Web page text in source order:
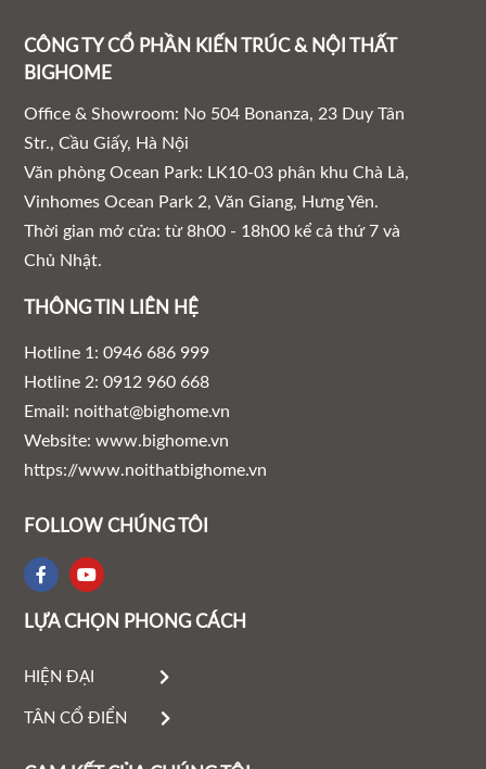
CÔNG TY CỔ PHẦN KIẾN TRÚC & NỘI THẤT
BIGHOME
Office & Showroom: No 504 Bonanza, 23 Duy Tân
Str., Cầu Giấy, Hà Nội
Văn phòng Ocean Park: LK10-03 phân khu Chà Là,
Vinhomes Ocean Park 2, Văn Giang, Hưng Yên.
Thời gian mở cửa: từ 8h00 - 18h00 kể cả thứ 7 và
Chủ Nhật.
THÔNG TIN LIÊN HỆ
Hotline 1: 0946 686 999
Hotline 2: 0912 960 668
Email: noithat@bighome.vn
Website: www.bighome.vn
https://www.noithatbighome.vn
FOLLOW CHÚNG TÔI
LỰA CHỌN PHONG CÁCH
HIỆN ĐẠI
TÂN CỔ ĐIỂN